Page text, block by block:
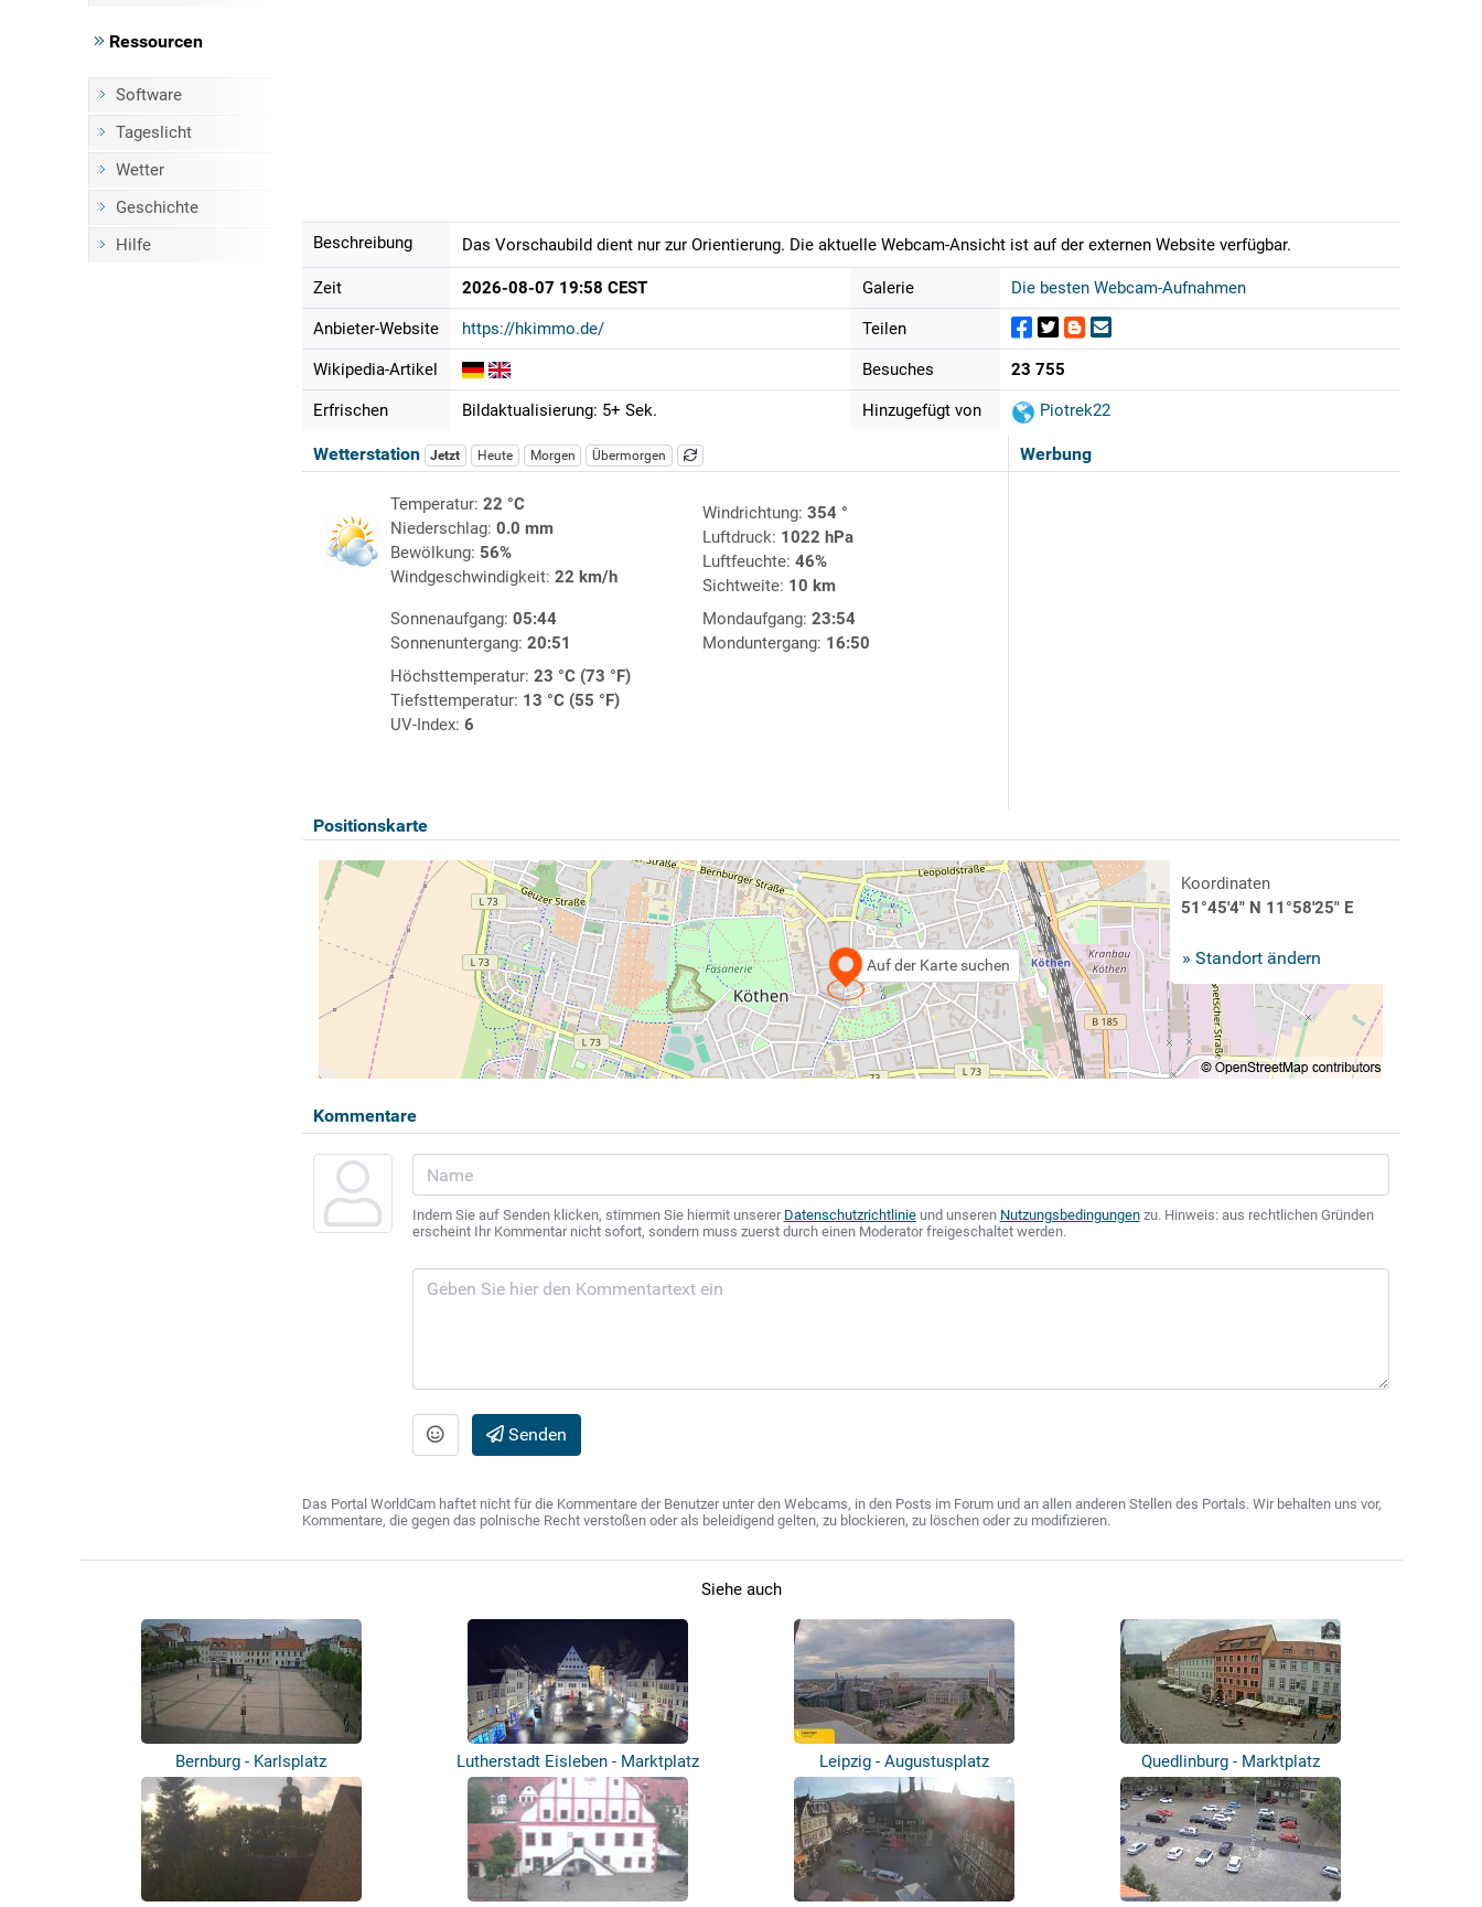
Ressourcen
Software
Tageslicht
Wetter
Geschichte
Hilfe
Beschreibung Das Vorschaubild dient nur zur Orientierung. Die aktuelle Webcam-Ansicht ist auf der externen Website verfügbar.
Zeit 2026-08-07 19:58 CEST
Anbieter-Website https://hkimmo.de/
Wikipedia-Artikel
Erfrischen Bildaktualisierung: 5+ Sek.
Galerie Die besten Webcam-Aufnahmen
Teilen
Besuches 23 755
Hinzugefügt von Piotrek22
Werbung
Wetterstation Jetzt Heute Morgen Übermorgen
Temperatur: 22 °C
Niederschlag: 0.0 mm
Bewölkung: 56%
Windgeschwindigkeit: 22 km/h
Windrichtung: 354 °
Luftdruck: 1022 hPa
Luftfeuchte: 46%
Sichtweite: 10 km
Sonnenaufgang: 05:44
Sonnenuntergang: 20:51
Mondaufgang: 23:54
Monduntergang: 16:50
Höchsttemperatur: 23 °C (73 °F)
Tiefsttemperatur: 13 °C (55 °F)
UV-Index: 6
Positionskarte
Auf der Karte suchen
Koordinaten
51°45'4" N 11°58'25" E
» Standort ändern
Kommentare
Indem Sie auf Senden klicken, stimmen Sie hiermit unserer Datenschutzrichtlinieund unseren Nutzungsbedingungenzu. Hinweis: aus rechtlichen Gründen
erscheint Ihr Kommentar nicht sofort, sondern muss zuerst durch einen Moderator freigeschaltet werden.
Senden
Das Portal WorldCam haftet nicht für die Kommentare der Benutzer unter den Webcams, in den Posts im Forum und an allen anderen Stellen des Portals. Wir behalten uns vor,
Kommentare, die gegen das polnische Recht verstoßen oder als beleidigend gelten, zu blockieren, zu löschen oder zu modifizieren.
Siehe auch
Bernburg - Karlsplatz Lutherstadt Eisleben - Marktplatz Leipzig - Augustusplatz Quedlinburg - Marktplatz